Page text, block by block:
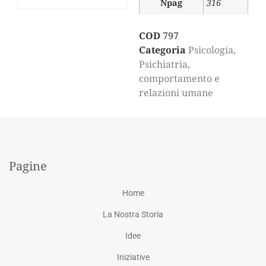
Npag 316
COD 797
Categoria Psicologia,
Psichiatria,
comportamento e
relazioni umane
Pagine
Home
La Nostra Storia
Idee
Iniziative